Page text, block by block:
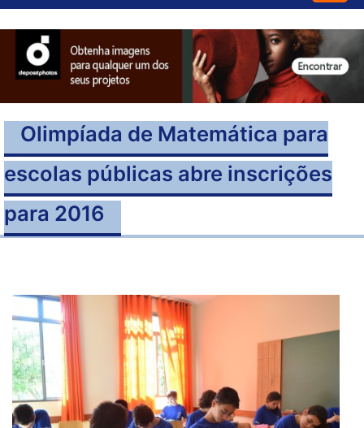
Olimpíada de Matemática para
escolas públicas abre inscrições
para 2016